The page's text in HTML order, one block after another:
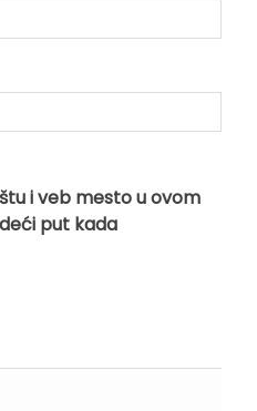
i veb mesto u ovom
put kada